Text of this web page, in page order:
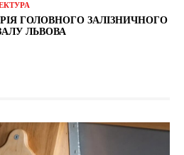
ГОЛОВНОГО ЗАЛІЗНИЧНОГО
ЛЬВОВА